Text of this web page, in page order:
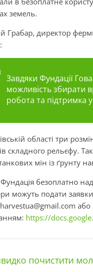
земель.
Грабар, директор
Завдяки Фундації
можливість збирати
робота та підтримка
області три
складного рельєфу.
мін із ґрунту
безоплатно
можуть подати
або
https://
почистити